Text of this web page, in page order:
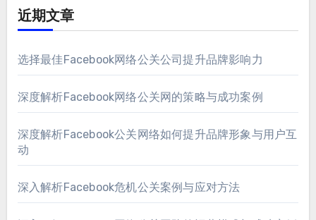
近期文章
选择最佳Facebook网络公关公司提升品牌影响力
深度解析Facebook网络公关网的策略与成功案例
深度解析Facebook公关网络如何提升品牌形象与用户互
动
深入解析Facebook危机公关案例与应对方法